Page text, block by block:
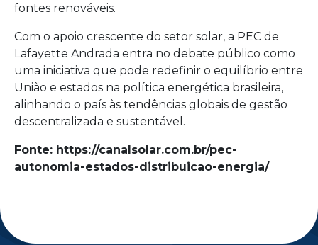
fontes renováveis.
Com o apoio crescente do setor solar, a PEC de
Lafayette Andrada entra no debate público como
uma iniciativa que pode redefinir o equilíbrio entre
União e estados na política energética brasileira,
alinhando o país às tendências globais de gestão
descentralizada e sustentável.
Fonte: https://canalsolar.com.br/pec-
autonomia-estados-distribuicao-energia/